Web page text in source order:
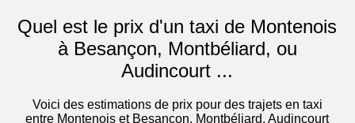
Quel est le prix d'un taxi de Montenois
à Besançon, Montbéliard, ou
Audincourt ...
Voici des estimations de prix pour des trajets en taxi
entre Montenois et Besançon, Montbéliard, Audincourt